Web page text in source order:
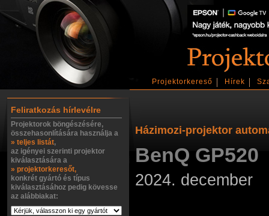
Projektorkereső Hírek
Feliratkozás hírlevélre
Projektorok böngészésére,
összehasonlítására használja a
» teljes listát,
az igényei szerinti projektor
kiválasztására a
» projektorkeresőt,
konkrét gyártó és típus
kiválasztásához pedig kövesse
az alábbiakat:
Házimozi-projektor
BenQ GP520
2024. december